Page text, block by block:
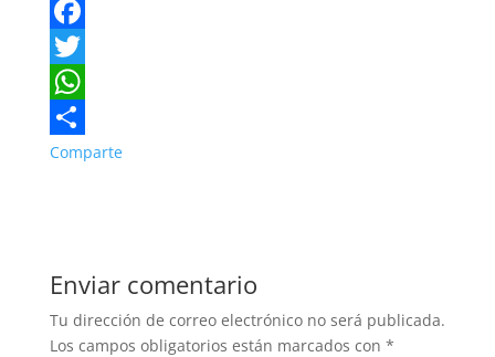
F
a
c
e
k
T
w
i
r
W
h
A
p
Comparte
Enviar comentario
Tu dirección de correo electrónico no será publicada.
Los campos obligatorios están marcados con *